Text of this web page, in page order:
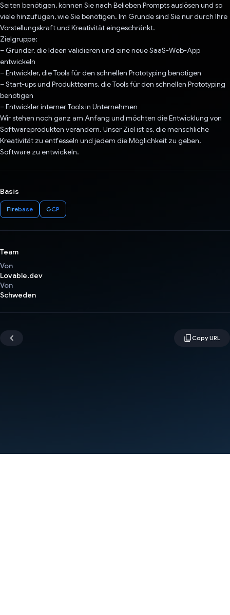
Seiten benötigen, können Sie nach Belieben Prompts auslösen und so
viele hinzufügen, wie Sie benötigen. Im Grunde sind Sie nur durch Ihre
Vorstellungskraft und Kreativität eingeschränkt.
Zielgruppe:
– Gründer, die Ideen validieren und eine neue SaaS-Web-App
entwickeln
– Entwickler, die Tools für den schnellen Prototyping benötigen
– Start-ups und Produktteams, die Tools für den schnellen Prototyping
benötigen
– Entwickler interner Tools in Unternehmen
Wir stehen noch ganz am Anfang und möchten die Entwicklung von
Softwareprodukten verändern. Unser Ziel ist es, die menschliche
Kreativität zu entfesseln und jedem die Möglichkeit zu geben,
Software zu entwickeln.
Basis
Firebase GCP
Team
Von
Lovable.dev
Von
Schweden